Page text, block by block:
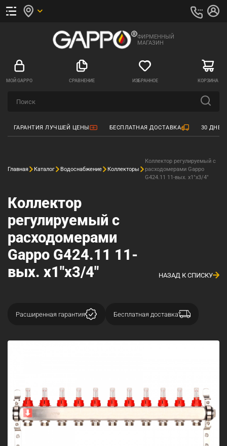
ФИРМЕННЫЙ
МАГАЗИН
МОЙ GAPPO СРАВНЕНИЕ ИЗБРАННОЕ КОРЗИНА
ГАРАНТИЯ ЛУЧШЕЙ ЦЕНЫ БЕСПЛАТНАЯ ДОСТАВКА 30
Главная Каталог Водоснабжение Коллекторы
Коллектор регулируемый с
расходомерами Gappo
G424.11 11-вых. x1"x3/4"
Коллектор
регулируемый с
расходомерами
Gappo G424.11 11-
вых. x1"x3/4"
НАЗАД К СПИСКУ
Расширенная гарантия Бесплатная доставка